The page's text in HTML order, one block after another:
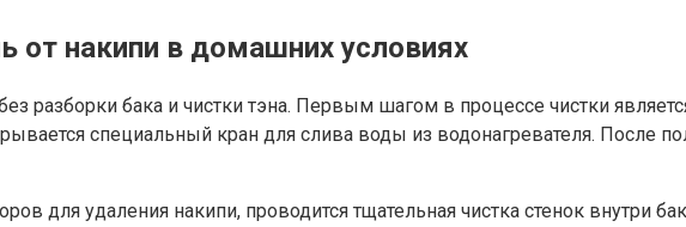
от накипи в домашних условиях
разборки бака и чистки тэна. Первым шагом в процессе чистки
специальный кран для слива воды из водонагревателя. После
для удаления накипи, проводится тщательная чистка стенок внутри